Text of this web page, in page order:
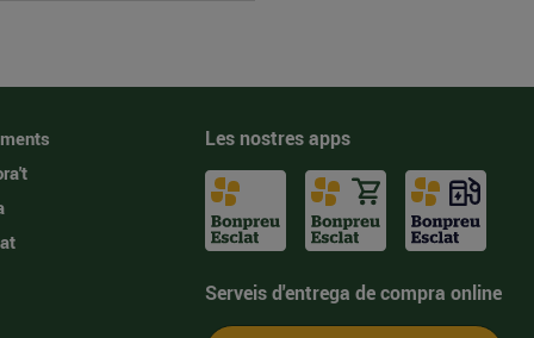
Les nostres apps
Serveis d'entrega de compra online